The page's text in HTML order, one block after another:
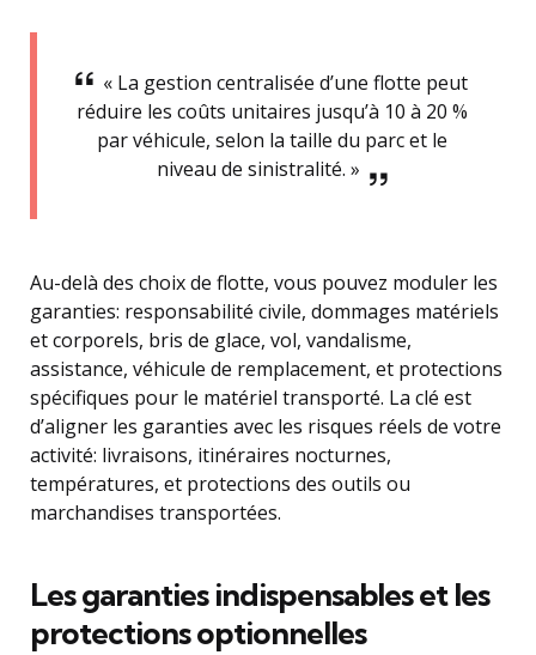
« La gestion centralisée d’une flotte peut
réduire les coûts unitaires jusqu’à 10 à 20 %
par véhicule, selon la taille du parc et le
niveau de sinistralité. »
Au-delà des choix de flotte, vous pouvez moduler les
garanties: responsabilité civile, dommages matériels
et corporels, bris de glace, vol, vandalisme,
assistance, véhicule de remplacement, et protections
spécifiques pour le matériel transporté. La clé est
d’aligner les garanties avec les risques réels de votre
activité: livraisons, itinéraires nocturnes,
températures, et protections des outils ou
marchandises transportées.
Les garanties indispensables et les
protections optionnelles